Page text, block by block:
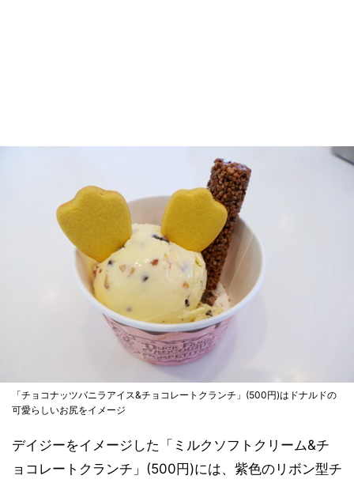
「チョコナッツバニラアイス&チョコレートクランチ」(500円)はドナルドの
可愛らしいお尻をイメージ
デイジーをイメージした「ミルクソフトクリーム&チ
ョコレートクランチ」(500円)には、紫色のリボン型チ